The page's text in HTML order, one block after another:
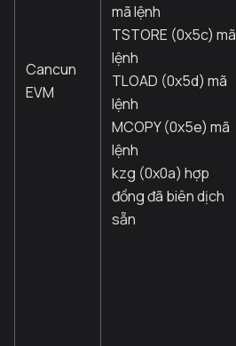
Cancun
EVM
mã lệnh
TSTORE (0x5c) mã
lệnh
TLOAD (0x5d) mã
lệnh
MCOPY (0x5e) mã
lệnh
kzg (0x0a) hợp
đồng đã biên dịch
sẵn